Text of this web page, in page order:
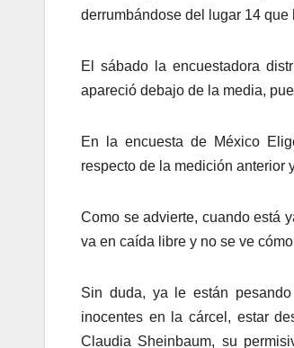
derrumbándose del lugar 14
El sábado la encuestadora
apareció debajo de la media,
En la encuesta de México
respecto de la medición anterior
Como se advierte, cuando está
va en caída libre y no se ve
Sin duda, ya le están
inocentes en la cárcel, estar
Claudia Sheinbaum, su